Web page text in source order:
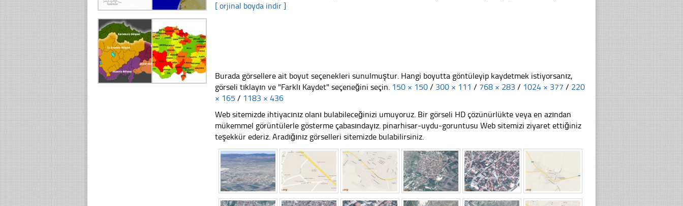
[ orjinal boyda indir ]
Burada görsellere ait boyut seçenekleri sunulmuştur. Hangi boyutta göntüleyip kaydetmek istiyorsanız,
görseli tıklayın ve "Farklı Kaydet" seçeneğini seçin. 150 × 150 / 300 × 111 / 768 × 283 / 1024 × 377 / 220
× 165 / 1183 × 436
Web sitemizde ihtiyacınız olanı bulabileceğinizi umuyoruz. Bir görseli HD çözünürlükte veya en azından
mükemmel görüntülerle gösterme çabasındayız. pinarhisar-uydu-goruntusu Web sitemizi ziyaret ettiğiniz
teşekkür ederiz. Aradığınız görselleri sitemizde bulabilirsiniz.